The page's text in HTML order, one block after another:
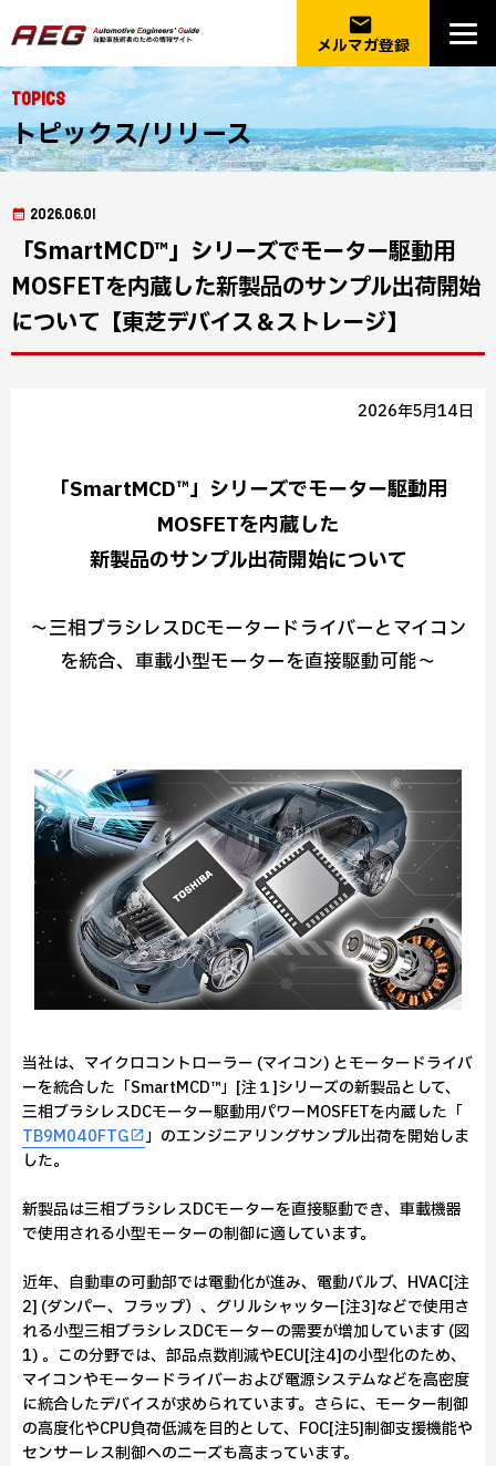
email
メルマガ登録
Topics
トピックス/リリース
2026.06.01
「SmartMCD™」シリーズでモーター駆動用
MOSFETを内蔵した新製品のサンプル出荷開始
について【東芝デバイス＆ストレージ】
2026年5月14日
「SmartMCD™」シリーズでモーター駆動用
MOSFETを内蔵した
新製品のサンプル出荷開始について
～三相ブラシレスDCモータードライバーとマイコン
を統合、車載小型モーターを直接駆動可能～
当社は、マイクロコントローラー (マイコン) とモータードライバ
ーを統合した「SmartMCD™」[注１]シリーズの新製品として、
三相ブラシレスDCモーター駆動用パワーMOSFETを内蔵した「
TB9M040FTG
」のエンジニアリングサンプル出荷を開始しま
した。
新製品は三相ブラシレスDCモーターを直接駆動でき、車載機器
で使用される小型モーターの制御に適しています。
近年、自動車の可動部では電動化が進み、電動バルブ、HVAC[注
2] (ダンパー、フラップ）、グリルシャッター[注3]などで使用さ
れる小型三相ブラシレスDCモーターの需要が増加しています (図
1) 。この分野では、部品点数削減やECU[注4]の小型化のため、
マイコンやモータードライバーおよび電源システムなどを高密度
に統合したデバイスが求められています。さらに、モーター制御
の高度化やCPU負荷低減を目的として、FOC[注5]制御支援機能や
センサーレス制御へのニーズも高まっています。